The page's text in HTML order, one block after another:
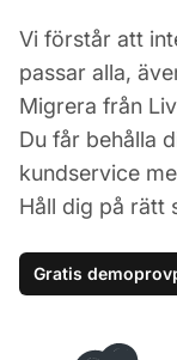
Vi förstår att
passar alla,
Migrera från
Du får behålla
kundservice
Håll dig på rätt
Gratis